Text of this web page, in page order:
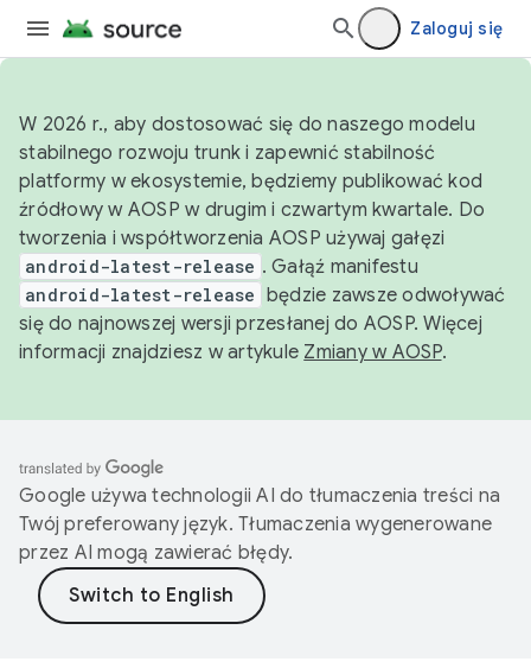
Zaloguj się
W 2026 r., aby dostosować się do naszego modelu
stabilnego rozwoju trunk i zapewnić stabilność
platformy w ekosystemie, będziemy publikować kod
źródłowy w AOSP w drugim i czwartym kwartale. Do
tworzenia i współtworzenia AOSP używaj gałęzi
android-latest-release . Gałąź manifestu
android-latest-release będzie zawsze odwoływać
się do najnowszej wersji przesłanej do AOSP. Więcej
informacji znajdziesz w artykule Zmiany w AOSP.
Google używa technologii AI do tłumaczenia treści na
Twój preferowany język. Tłumaczenia wygenerowane
przez AI mogą zawierać błędy.